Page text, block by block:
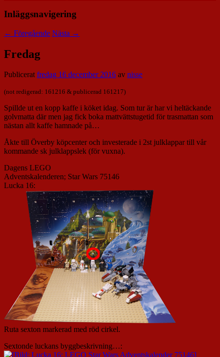
Inläggsnavigering
← Föregående Nästa →
Fredag
Publiceratfredag 16 december 2016 av nisse
(not redigerad: 161216 & publicerad 161217)
Spillde ut en kopp kaffe i köket idag. Som tur är har vi heltäckande
golvmatta där men jag fick boka mattvättstugetid för trasmattan som
nästan allt kaffe hamnade på…
Åkte till Överby köpcenter och investerade i 2st julklappar till vår
kommande sk julklappslek (för vuxna).
Dagens LEGO
Adventskalenderen; Star Wars 75146
Lucka 16:
Ruta sexton markerad med röd cirkel.
Sextonde luckans byggbeskrivning…: